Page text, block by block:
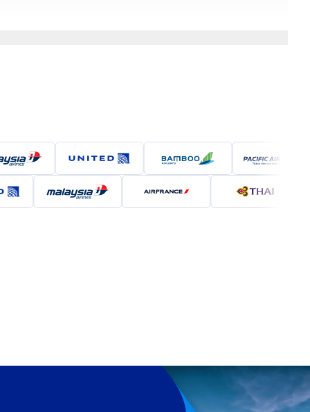
nhiều thành phố lớn trước khi đến nơi.
phù hợp.
tiếng với dịch vụ cao cấp và không gian ghế ngồi